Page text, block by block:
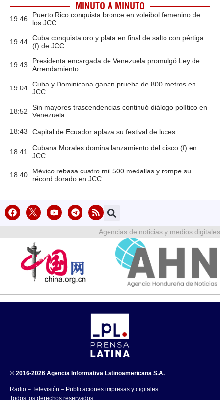
MINUTO A MINUTO
19:46
Puerto Rico conquista bronce en voleibol femenino de
los JCC
19:44
Cuba conquista oro y plata en final de salto con pértiga
(f) de JCC
19:43
Presidenta encargada de Venezuela promulgó Ley de
Arrendamiento
19:04
Cuba y Dominicana ganan prueba de 800 metros en
JCC
18:52
Sin mayores trascendencias continuó diálogo político en
Venezuela
18:43 Capital de Ecuador aplaza su festival de luces
18:41
Cubana Morales domina lanzamiento del disco (f) en
JCC
18:40
México rebasa cuatro mil 500 medallas y rompe su
récord dorado en JCC
Agencias de noticias y medios digitales
© 2016-2026 Agencia Informativa Latinoamericana S.A.
Radio – Televisión – Publicaciones impresas y digitales.
Todos los derechos reservados.